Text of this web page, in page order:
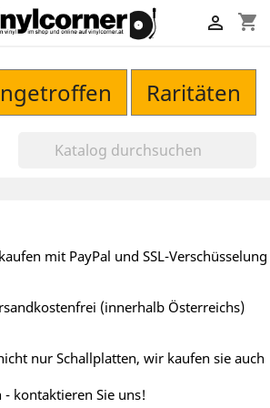
shopping_cart

Raritäten
mit PayPal und SSL-Verschüsselung
(innerhalb Österreichs)
nur Schallplatten, wir kaufen sie auch
- kontaktieren Sie uns!